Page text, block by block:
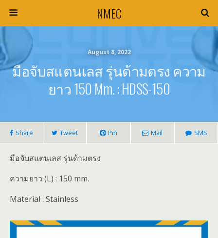
NMEC
August 8, 2022
มือจับสแตนเลส รุ่นด้ามตรง ความ
ยาว 150 Mm. : HDSS-150
Share Tweet Pin Mail SMS
มือจับสแตนเลส รุ่นด้ามตรง
ความยาว (L) : 150 mm.
Material : Stainless